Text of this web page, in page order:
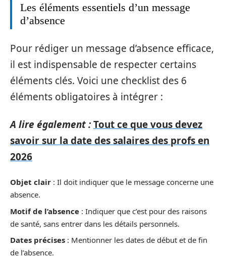
Les éléments essentiels d’un message
d’absence
Pour rédiger un message d’absence efficace,
il est indispensable de respecter certains
éléments clés. Voici une checklist des 6
éléments obligatoires à intégrer :
A lire également :Tout ce que vous devez
savoir sur la date des salaires des profs en
2026
Objet clair : Il doit indiquer que le message concerne une
absence.
Motif de l’absence : Indiquer que c’est pour des raisons
de santé, sans entrer dans les détails personnels.
Dates précises : Mentionner les dates de début et de fin
de l’absence.